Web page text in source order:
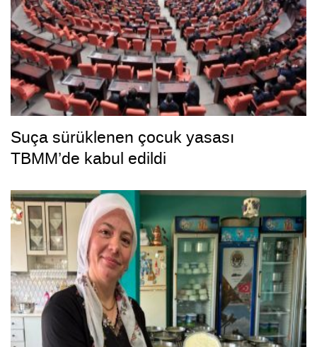
Suça sürüklenen çocuk yasası
TBMM’de kabul edildi